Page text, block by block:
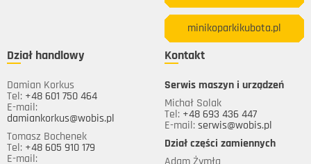
minikoparkikubota.pl
Dział handlowy
Damian Korkus
Tel: +48 601 750 464
E-mail:
damiankorkus@wobis.pl
Tomasz Bochenek
Tel: +48 605 910 179
E-mail:
Kontakt
Serwis maszyn i urządzeń
Michał Solak
Tel: +48 693 436 447
E-mail: serwis@wobis.pl
Dział części zamiennych